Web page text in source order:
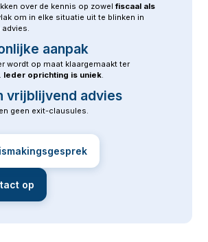
over de kennis op zowel fiscaal als
om in elke situatie uit te blinken in
aanpak
wordt op maat klaargemaakt ter
Ieder oprichting is uniek
vrijblijvend advies
geen exit-clausules.
op